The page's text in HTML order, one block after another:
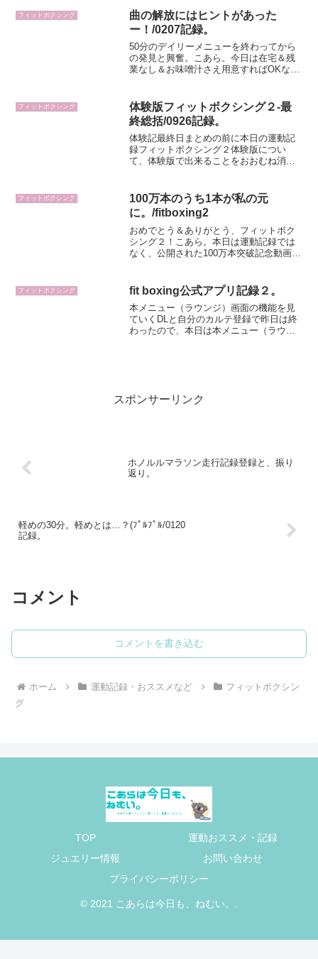
フィットボクシング」の放送が始まる。
気になって...
フィットボクシング
曲の解放にはヒントがあった
ー！/0207記録。
50分のデイリーメニューを終わってから
の発見と興奮。こあら。今日は在宅＆残
業なし＆お味噌汁さえ用意すればOKな状
目標のうちにあげていた楽曲解放につい
て発見があったの...
フィットボクシング
体験版フィットボクシング２-最
終総括/0926記録。
体験記最終日まとめの前に本日の運動記
録フィットボクシング２体験版につい
て、体験版で出来ることをおおむね消化
よ！（リングフィットアドベンチャー・
体験版フィットボクシング２・...
フィットボクシング
100万本のうち1本が私の元
に。/fitboxing2
おめでとう＆ありがとう、フィットボク
シング２！こあら。本日は運動記録では
なく、公開された100万本突破記念動画に
の出荷販売本数を達成した。前作のフィ
ットボ...
フィットボクシング fit boxing公式アプリ記録２。
本メニュー（ラウンジ）画面の機能を見
ていくDLと自分のカルテ登録で昨日は終
わったので、本日は本メニュー（ラウン
スポンサーリンク
ホノルルマラソン走行記録登録と、振り
返り。
軽めの30分。軽めとは…？(ﾌﾟﾙﾌﾟﾙ/0120
記録。
コメント
コメントを書き込む
ホーム 運動記録・おススメなど
フィットボクシン
グ
TOP
運動おススメ・記録
ジュエリー情報
お問い合わせ
プライバシーポリシー
© 2021 こあらは今日も、ねむい。.